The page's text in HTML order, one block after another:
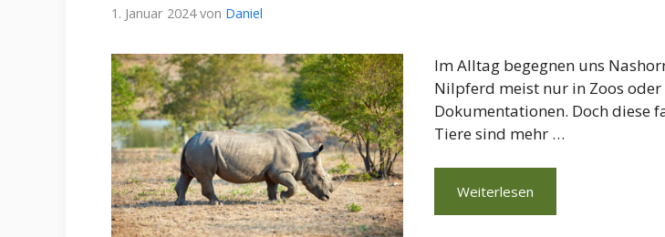
1. Januar 2024 von Daniel
Im Alltag begegnen uns
Nilpferd meist nur in Zoos oder
Dokumentationen. Doch diese
Tiere sind mehr …
Weiterlesen